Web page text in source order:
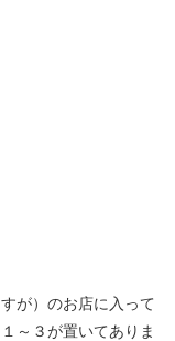
が）のお店に入って
～３が置いてありま